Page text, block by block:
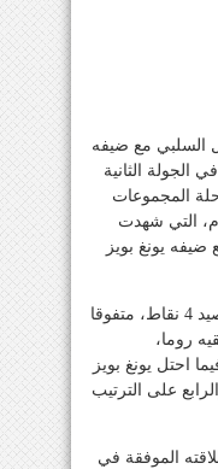
السلبي مع ضيفه
الجولة الثانية
المجموعات
التي شهدت
كلوج الروماني 1 – 1 مع ضيفه يونغ بويز
ارتقى كلوج لصدارة المجموعة برصيد 4 نقاط، متفوقا
روما،
احتل يونغ بويز
على الترتيب
الموفقة في